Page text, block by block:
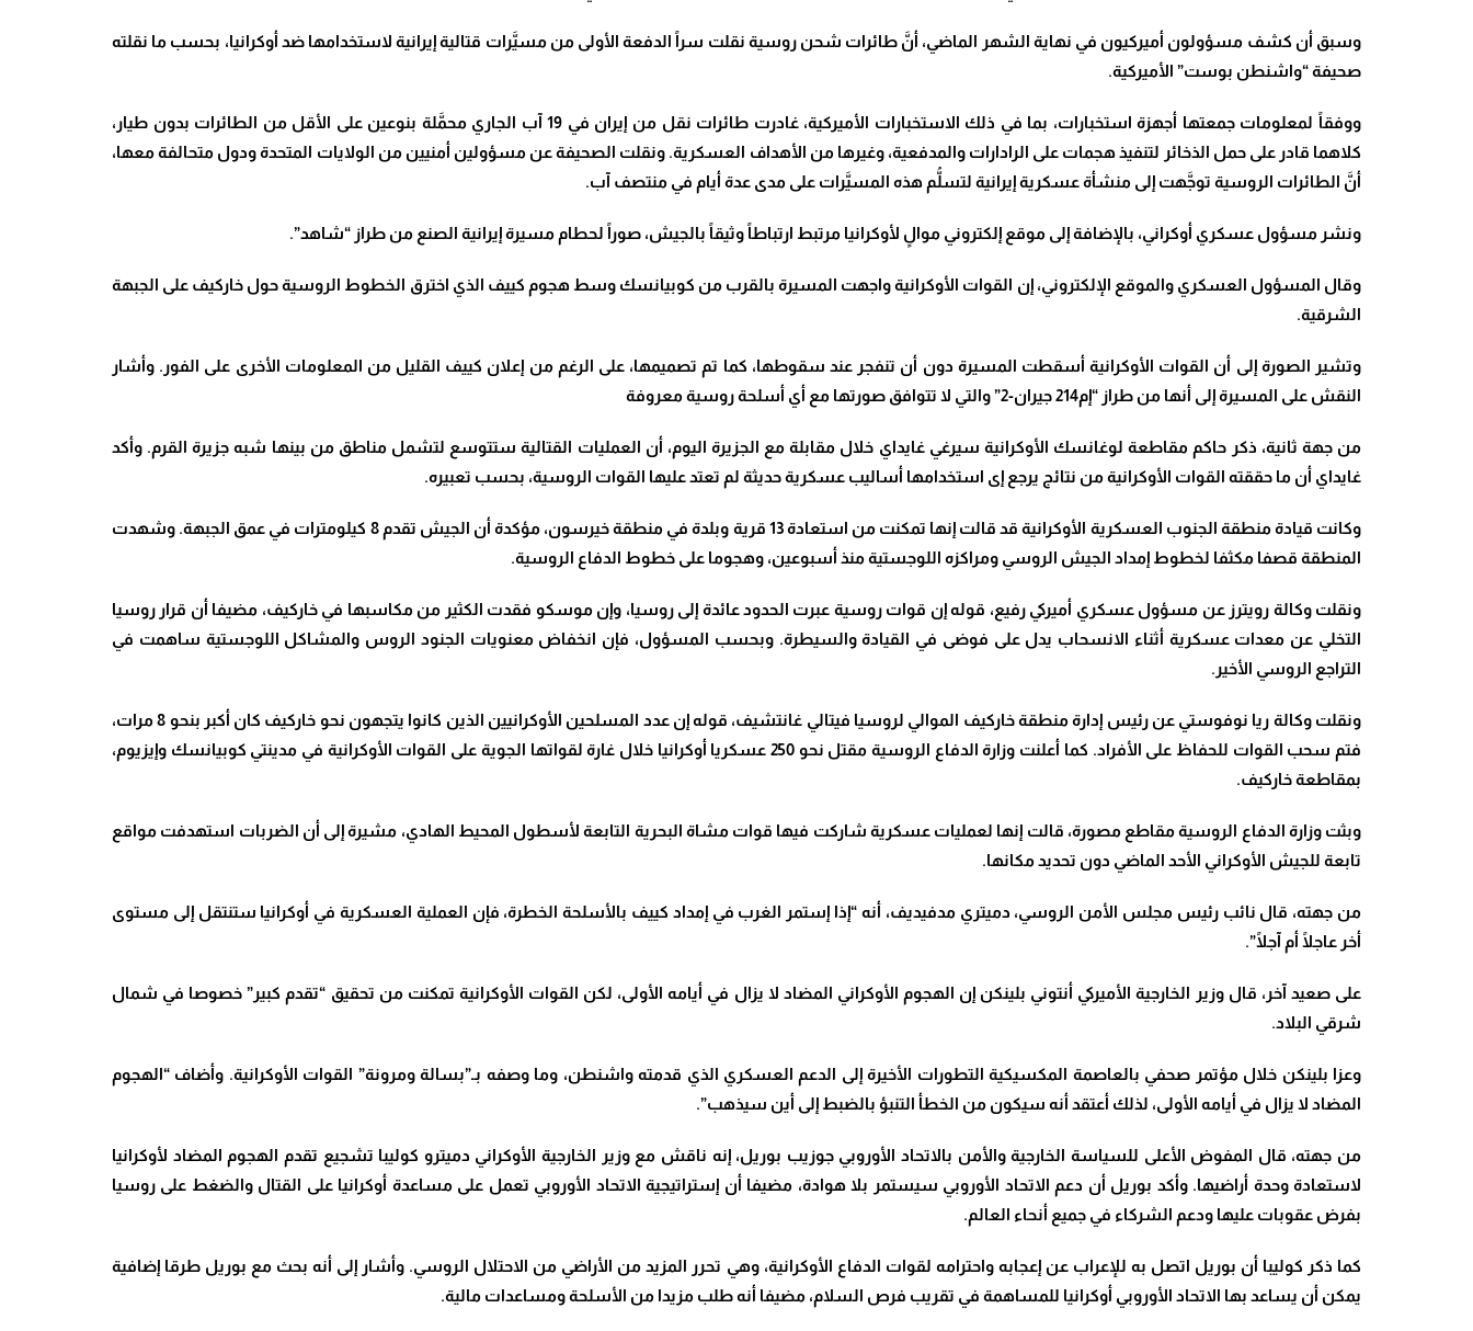
وسبق أن كشف مسؤولون أميركيون في نهاية الشهر الماضي، أنَّ طائرات شحن روسية نقلت سراً الدفعة الأولى من مسيَّرات قتالية إيرانية لاستخدامها ضد أوكرانيا، بحسب ما نقلته
صحيفة “واشنطن بوست” الأميركية.
ووفقاً لمعلومات جمعتها أجهزة استخبارات، بما في ذلك الاستخبارات الأميركية، غادرت طائرات نقل من إيران في 19 آب الجاري محمَّلة بنوعين على الأقل من الطائرات بدون طيار،
كلاهما قادر على حمل الذخائر لتنفيذ هجمات على الرادارات والمدفعية، وغيرها من الأهداف العسكرية. ونقلت الصحيفة عن مسؤولين أمنيين من الولايات المتحدة ودول متحالفة معها،
أنَّ الطائرات الروسية توجَّهت إلى منشأة عسكرية إيرانية لتسلُّم هذه المسيَّرات على مدى عدة أيام في منتصف آب.
ونشر مسؤول عسكري أوكراني، بالإضافة إلى موقع إلكتروني موالٍ لأوكرانيا مرتبط ارتباطاً وثيقاً بالجيش، صوراً لحطام مسيرة إيرانية الصنع من طراز “شاهد”.
وقال المسؤول العسكري والموقع الإلكتروني، إن القوات الأوكرانية واجهت المسيرة بالقرب من كوبيانسك وسط هجوم كييف الذي اخترق الخطوط الروسية حول خاركيف على الجبهة
الشرقية.
وتشير الصورة إلى أن القوات الأوكرانية أسقطت المسيرة دون أن تنفجر عند سقوطها، كما تم تصميمها، على الرغم من إعلان كييف القليل من المعلومات الأخرى على الفور. وأشار
النقش على المسيرة إلى أنها من طراز “إم214 جيران-2” والتي لا تتوافق صورتها مع أي أسلحة روسية معروفة
من جهة ثانية، ذكر حاكم مقاطعة لوغانسك الأوكرانية سيرغي غايداي خلال مقابلة مع الجزيرة اليوم، أن العمليات القتالية ستتوسع لتشمل مناطق من بينها شبه جزيرة القرم. وأكد
غايداي أن ما حققته القوات الأوكرانية من نتائج يرجع إى استخدامها أساليب عسكرية حديثة لم تعتد عليها القوات الروسية، بحسب تعبيره.
وكانت قيادة منطقة الجنوب العسكرية الأوكرانية قد قالت إنها تمكنت من استعادة 13 قرية وبلدة في منطقة خيرسون، مؤكدة أن الجيش تقدم 8 كيلومترات في عمق الجبهة. وشهدت
المنطقة قصفا مكثفا لخطوط إمداد الجيش الروسي ومراكزه اللوجستية منذ أسبوعين، وهجوما على خطوط الدفاع الروسية.
ونقلت وكالة رويترز عن مسؤول عسكري أميركي رفيع، قوله إن قوات روسية عبرت الحدود عائدة إلى روسيا، وإن موسكو فقدت الكثير من مكاسبها في خاركيف، مضيفا أن قرار روسيا
التخلي عن معدات عسكرية أثناء الانسحاب يدل على فوضى في القيادة والسيطرة. وبحسب المسؤول، فإن انخفاض معنويات الجنود الروس والمشاكل اللوجستية ساهمت في
التراجع الروسي الأخير.
ونقلت وكالة ريا نوفوستي عن رئيس إدارة منطقة خاركيف الموالي لروسيا فيتالي غانتشيف، قوله إن عدد المسلحين الأوكرانيين الذين كانوا يتجهون نحو خاركيف كان أكبر بنحو 8 مرات،
فتم سحب القوات للحفاظ على الأفراد. كما أعلنت وزارة الدفاع الروسية مقتل نحو 250 عسكريا أوكرانيا خلال غارة لقواتها الجوية على القوات الأوكرانية في مدينتي كوبيانسك وإيزيوم،
بمقاطعة خاركيف.
وبثت وزارة الدفاع الروسية مقاطع مصورة، قالت إنها لعمليات عسكرية شاركت فيها قوات مشاة البحرية التابعة لأسطول المحيط الهادي، مشيرة إلى أن الضربات استهدفت مواقع
تابعة للجيش الأوكراني الأحد الماضي دون تحديد مكانها.
من جهته، قال نائب رئيس ​مجلس الأمن الروسي​، ​دميتري مدفيديف​، أنه “إذا إستمر الغرب في إمداد ​كييف​ بالأسلحة الخطرة، فإن العملية العسكرية في ​أوكرانيا​ ستنتقل إلى مستوى
أخر عاجلًا أم آجلًا”.
على صعيد آخر، قال وزير الخارجية الأميركي أنتوني بلينكن إن الهجوم الأوكراني المضاد لا يزال في أيامه الأولى، لكن القوات الأوكرانية تمكنت من تحقيق “تقدم كبير” خصوصا في شمال
شرقي البلاد.
وعزا بلينكن خلال مؤتمر صحفي بالعاصمة المكسيكية التطورات الأخيرة إلى الدعم العسكري الذي قدمته واشنطن، وما وصفه بـ”بسالة ومرونة” القوات الأوكرانية. وأضاف “الهجوم
المضاد لا يزال في أيامه الأولى، لذلك أعتقد أنه سيكون من الخطأ التنبؤ بالضبط إلى أين سيذهب”.
من جهته، قال المفوض الأعلى للسياسة الخارجية والأمن بالاتحاد الأوروبي جوزيب بوريل، إنه ناقش مع وزير الخارجية الأوكراني دميترو كوليبا تشجيع تقدم الهجوم المضاد لأوكرانيا
لاستعادة وحدة أراضيها. وأكد بوريل أن دعم الاتحاد الأوروبي سيستمر بلا هوادة، مضيفا أن إستراتيجية الاتحاد الأوروبي تعمل على مساعدة أوكرانيا على القتال والضغط على روسيا
بفرض عقوبات عليها ودعم الشركاء في جميع أنحاء العالم.
كما ذكر كوليبا أن بوريل اتصل به للإعراب عن إعجابه واحترامه لقوات الدفاع الأوكرانية، وهي تحرر المزيد من الأراضي من الاحتلال الروسي. وأشار إلى أنه بحث مع بوريل طرقا إضافية
يمكن أن يساعد بها الاتحاد الأوروبي أوكرانيا للمساهمة في تقريب فرص السلام، مضيفا أنه طلب مزيدا من الأسلحة ومساعدات مالية.